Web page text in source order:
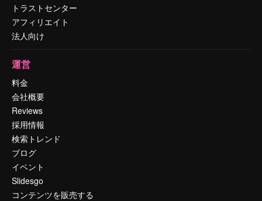
トラストセンター
アフィリエイト
法人向け
運営
料金
会社概要
Reviews
採用情報
検索トレンド
ブログ
イベント
Slidesgo
コンテンツを販売する